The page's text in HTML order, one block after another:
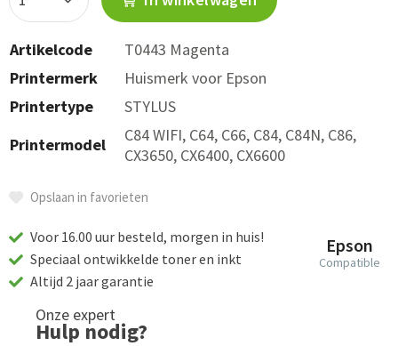
Artikelcode
T0443 Magenta
Printermerk
Huismerk voor Epson
Printertype
STYLUS
Printermodel
C84 WIFI, C64, C66, C84, C84N, C86,
CX3650, CX6400, CX6600
Opslaan in favorieten
Epson
Compatible
Voor 16.00 uur besteld, morgen in huis!
Speciaal ontwikkelde toner en inkt
Altijd 2 jaar garantie
Onze expert
Hulp nodig?